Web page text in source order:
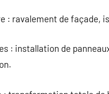
: ravalement de façade,
: installation de